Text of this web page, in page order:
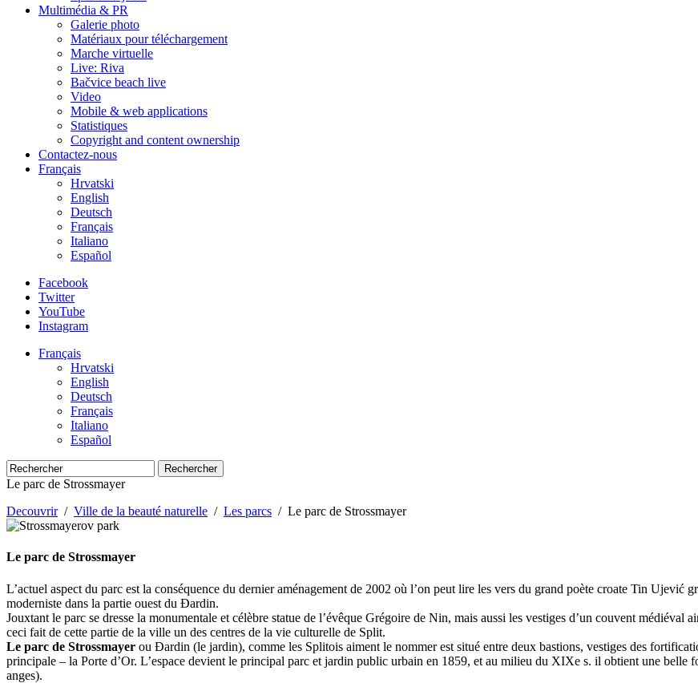
Multimédia & PR
Galerie photo
Matériaux pour téléchargement
Marche virtuelle
Live: Riva
Bačvice beach live
Video
Mobile & web applications
Statistiques
Copyright and content ownership
Contactez-nous
Français
Hrvatski
English
Deutsch
Français
Italiano
Español
Facebook
Twitter
YouTube
Instagram
Français
Hrvatski
English
Deutsch
Français
Italiano
Español
Rechercher
Le parc de Strossmayer
Decouvrir/ Ville de la beauté naturelle / Les parcs / Le parc de Strossmayer
Le parc de Strossmayer
L’actuel aspect du parc est la conséquence du dernier aménagement de 2002 où l’on peut lire les vers du grand poète croate Tin Ujević
moderniste dans la partie ouest du Đardin.
Jouxtant le parc se dresse la monumentale et célèbre statue de l’évêque Grégoire de Nin, mais aussi les vestiges d’un couvent
ceci fait de cette partie de la ville un des centres de la vie culturelle de Split.
Le parc de Strossmayer ou Đardin (le jardin), comme les Splitois aiment le nommer est situé entre deux bastions, vestiges des
principale – la Porte d’Or. L’espace devient le principal parc et jardin public urbain en 1859, et au milieu du XIXe s. il obtient une belle
anges).